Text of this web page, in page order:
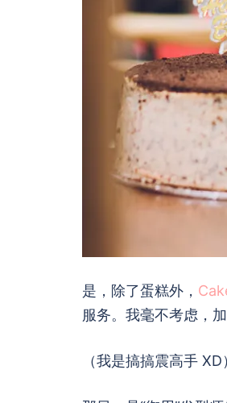
是，除了蛋糕外，
服务。我毫不考虑，
（我是搞搞震高手 XD